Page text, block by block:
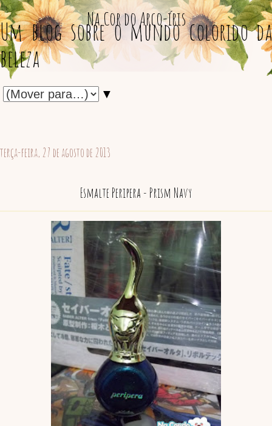
Na Cor do Arco-íris
Um blog sobre o mundo colorido da
beleza
▼
terça-feira, 27 de agosto de 2013
Esmalte Peripera - Prism Navy